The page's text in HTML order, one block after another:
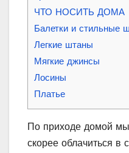
ЧТО НОСИТЬ ДОМА
Балетки и стильные
Легкие штаны
Мягкие джинсы
Лосины
Платье
По приходе домой
скорее облачиться в